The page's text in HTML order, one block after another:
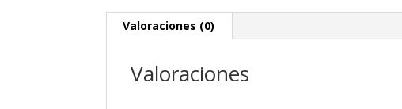
Valoraciones (0)
Valoraciones